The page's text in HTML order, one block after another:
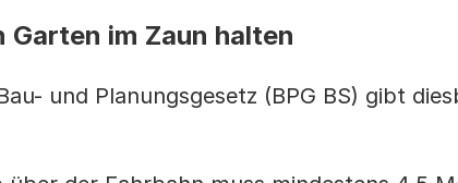
Garten im Zaun halten
und Planungsgesetz (BPG BS) gibt